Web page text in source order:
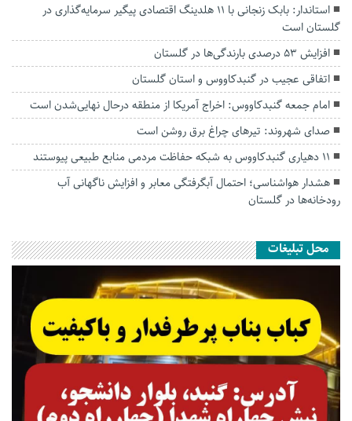
استاندار: بابک زنجانی با ۱۱ هلدینگ اقتصادی پیگیر سرمایه‌گذاری در
گلستان است
افزایش ۵۳ درصدی بارندگی‌ها در گلستان
اتفاقی عجیب در‌ گنبدکاووس و استان گلستان
امام جمعه گنبدکاووس: اخراج آمریکا از منطقه درحال نهایی‌شدن است
صدای شهروند: تیرهای چراغ برق روشن است
۱۱ دهیاری گنبدکاووس به شبکه حفاظت مردمی منابع طبیعی پیوستند
هشدار هواشناسی؛ احتمال آبگرفتگی معابر و افزایش ناگهانی آب
رودخانه‌ها در گلستان
محل تبلیغات